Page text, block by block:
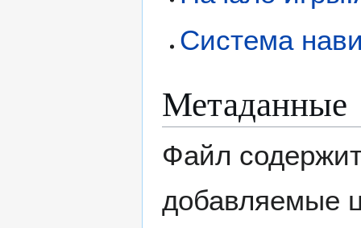
Система
Метаданные
Файл
добавляемые